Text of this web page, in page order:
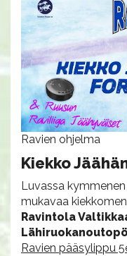
Ravien ohjelma
Kiekko
Luvassa
mukavaa
Ravintola
Ravien pääsylippu